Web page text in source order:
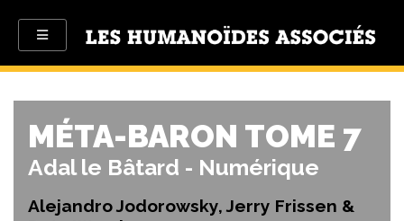
MÉTA-BARON TOME 7
Adal le Bâtard - Numérique
Alejandro Jodorowsky, Jerry Frissen &